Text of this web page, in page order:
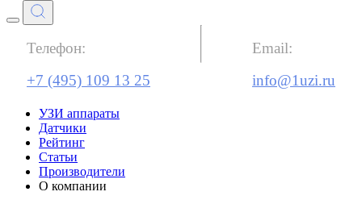
Телефон:
+7 (495) 109 13 25
Email:
info@1uzi.ru
УЗИ аппараты
Датчики
Рейтинг
Статьи
Производители
О компании